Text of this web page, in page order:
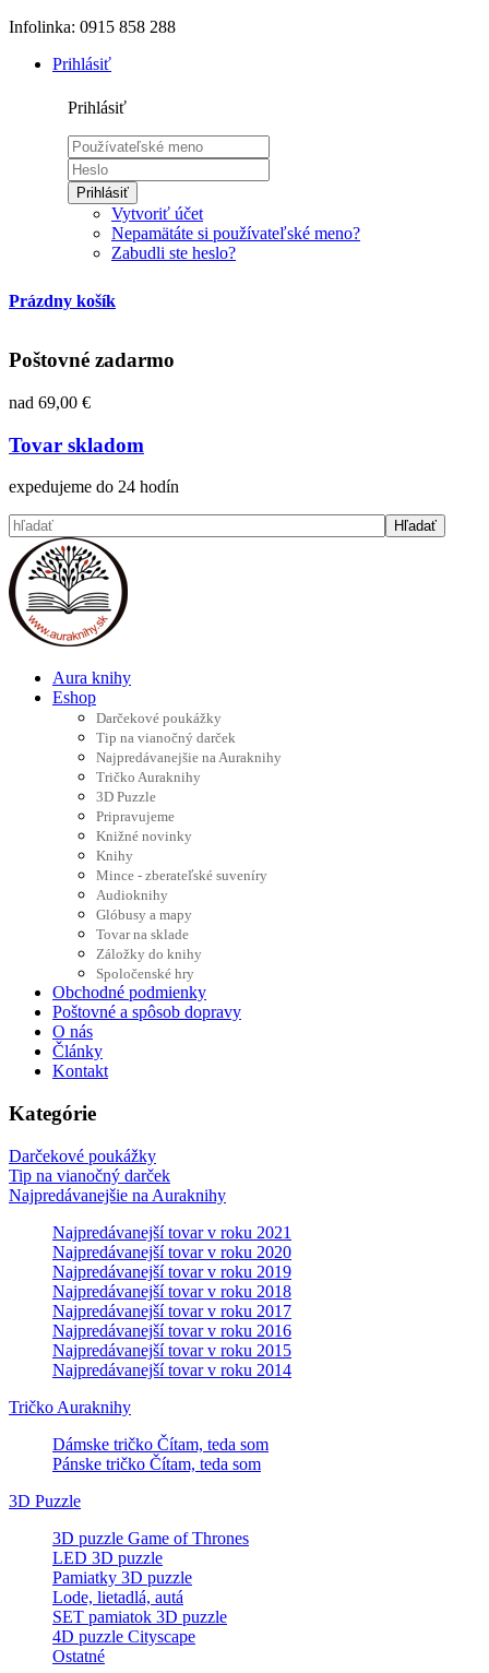
Infolinka: 0915 858 288
Prihlásiť
Prihlásiť
Prihlásiť
Vytvoriť účet
Nepamätáte si používateľské meno?
Zabudli ste heslo?
Prázdny košík
Poštovné zadarmo
nad 69,00 €
Tovar skladom
expedujeme do 24 hodín
Aura knihy
Eshop
Darčekové poukážky
Tip na vianočný darček
Najpredávanejšie na Auraknihy
Tričko Auraknihy
3D Puzzle
Pripravujeme
Knižné novinky
Knihy
Mince - zberateľské suveníry
Audioknihy
Glóbusy a mapy
Tovar na sklade
Záložky do knihy
Spoločenské hry
Obchodné podmienky
Poštovné a spôsob dopravy
O nás
Články
Kontakt
Kategórie
Darčekové poukážky
Tip na vianočný darček
Najpredávanejšie na Auraknihy
Najpredávanejší tovar v roku 2021
Najpredávanejší tovar v roku 2020
Najpredávanejší tovar v roku 2019
Najpredávanejší tovar v roku 2018
Najpredávanejší tovar v roku 2017
Najpredávanejší tovar v roku 2016
Najpredávanejší tovar v roku 2015
Najpredávanejší tovar v roku 2014
Tričko Auraknihy
Dámske tričko Čítam, teda som
Pánske tričko Čítam, teda som
3D Puzzle
3D puzzle Game of Thrones
LED 3D puzzle
Pamiatky 3D puzzle
Lode, lietadlá, autá
SET pamiatok 3D puzzle
4D puzzle Cityscape
Ostatné